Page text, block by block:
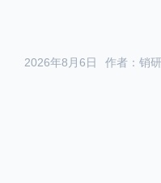
作者：销
2026年8月6日